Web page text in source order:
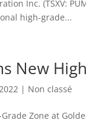
Inc. (TSXV:
high-grade...
New
| Non classé
Zone at